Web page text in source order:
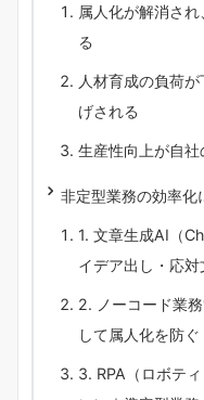
属人化が解消さ
る
人材育成の負荷
げされる
生産性向上が自
非定型業務の効率化
1. 文章生成AI（
イデア出し・応
2. ノーコード業
して属人化を防ぐ
3. RPA（ロボテ